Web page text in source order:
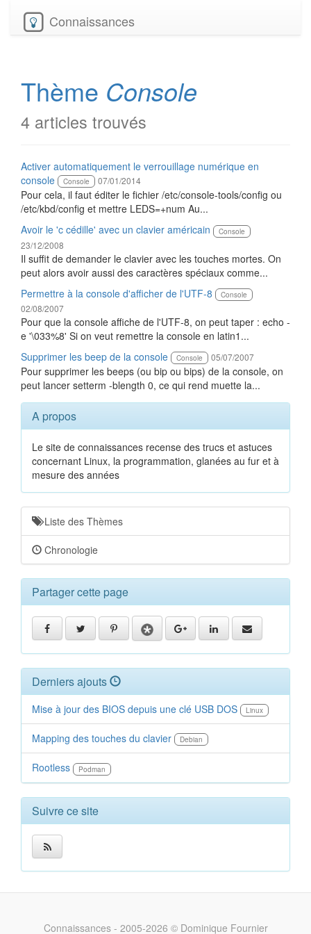
Connaissances
Thème Console
4 articles trouvés
Activer automatiquement le verrouillage numérique en
console
Console 07/01/2014
Pour cela, il faut éditer le fichier /etc/console-tools/config ou
/etc/kbd/config et mettre LEDS=+num Au...
Avoir le 'c cédille' avec un clavier américain
Console
23/12/2008
Il suffit de demander le clavier avec les touches mortes. On
peut alors avoir aussi des caractères spéciaux comme...
Permettre à la console d'afficher de l'UTF-8
Console
02/08/2007
Pour que la console affiche de l'UTF-8, on peut taper : echo -
e '\033%8' Si on veut remettre la console en latin1...
Supprimer les beep de la console
Console 05/07/2007
Pour supprimer les beeps (ou bip ou bips) de la console, on
peut lancer setterm -blength 0, ce qui rend muette la...
A propos
Le site de connaissances recense des trucs et astuces
concernant Linux, la programmation, glanées au fur et à
mesure des années
Liste des Thèmes
Chronologie
Partager cette page
Derniers ajouts
Mise à jour des BIOS depuis une clé USB DOS Linux
Mapping des touches du clavier Debian
Rootless Podman
Suivre ce site
Connaissances - 2005-2026 © Dominique Fournier